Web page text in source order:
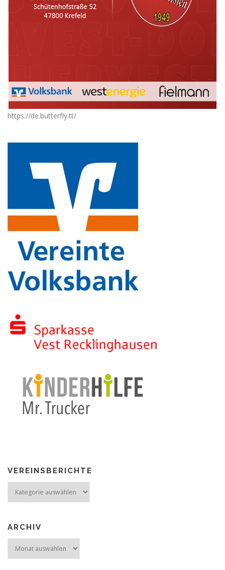
https://de.butterfly.tt/
VEREINSBERICHTE
ARCHIV